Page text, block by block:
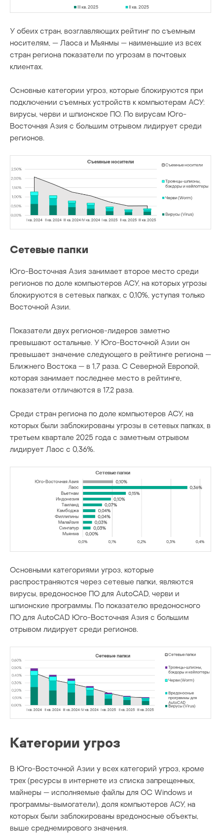
У обеих стран, возглавляющих рейтинг по съемным
носителям, — Лаоса и Мьянмы — наименьшие из всех
стран региона показатели по угрозам в почтовых
клиентах.
Основные категории угроз, которые блокируются при
подключении съемных устройств к компьютерам АСУ:
вирусы, черви и шпионское ПО. По вирусам Юго-
Восточная Азия с большим отрывом лидирует среди
регионов.
Сетевые папки
Юго-Восточная Азия занимает второе место среди
регионов по доле компьютеров АСУ, на которых угрозы
блокируются в сетевых папках, с 0,10%, уступая только
Восточной Азии.
Показатели двух регионов-лидеров заметно
превышают остальные. У Юго-Восточной Азии он
превышает значение следующего в рейтинге региона —
Ближнего Востока — в 1,7 раза. С Северной Европой,
которая занимает последнее место в рейтинге,
показатели отличаются в 17,2 раза.
Среди стран региона по доле компьютеров АСУ, на
которых были заблокированы угрозы в сетевых папках, в
третьем квартале 2025 года с заметным отрывом
лидирует Лаос с 0,36%.
Основными категориями угроз, которые
распространяются через сетевые папки, являются
вирусы, вредоносное ПО для AutoCAD, черви и
шпионские программы. По показателю вредоносного
ПО для AutoCAD Юго-Восточная Азия с большим
отрывом лидирует среди регионов.
Категории угроз
В Юго-Восточной Азии у всех категорий угроз, кроме
трех (ресурсы в интернете из списка запрещенных,
майнеры — исполняемые файлы для ОС Windows и
программы-вымогатели), доля компьютеров АСУ, на
которых были заблокированы вредоносные объекты,
выше среднемирового значения.